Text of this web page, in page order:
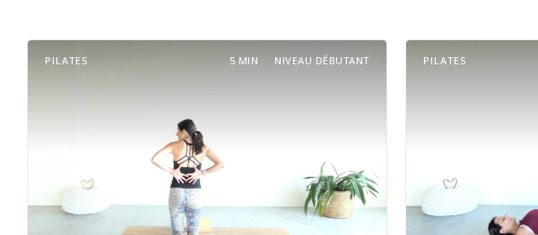
PILATES 5 MIN NIVEAU DÉBUTANT PILATES